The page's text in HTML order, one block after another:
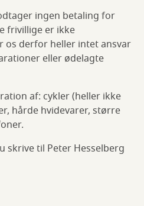
ingen betaling for
frivillige er ikke
os derfor heller intet ansvar
eller ødelagte
af: cykler (heller ikke
hårde hvidevarer, større
skrive til Peter Hesselberg